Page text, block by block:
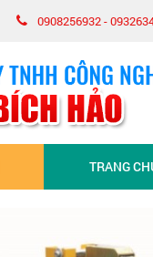
0908256932 -
TRANG